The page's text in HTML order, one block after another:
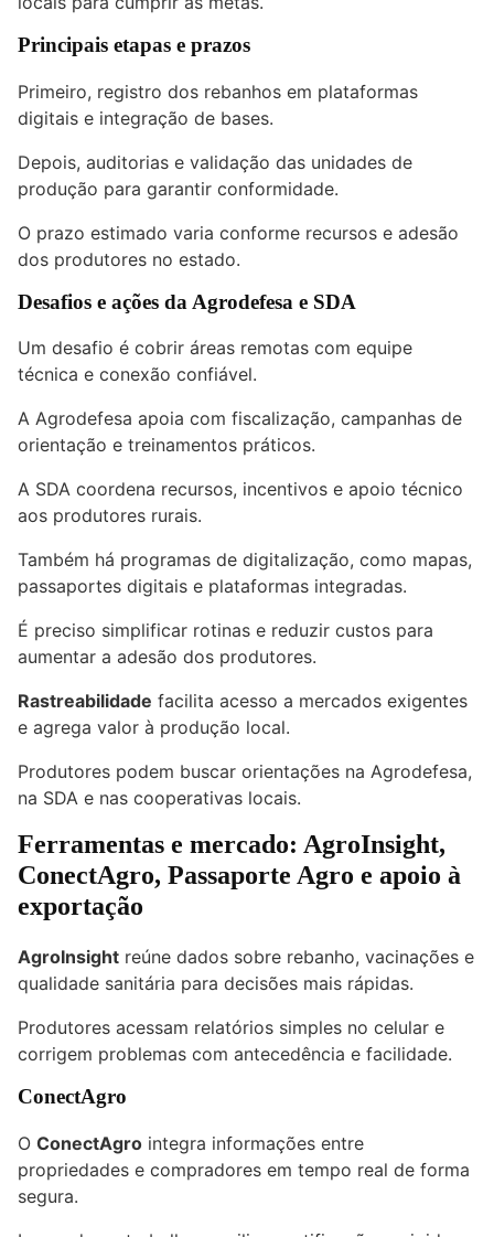
Principais etapas e prazos
Primeiro, registro dos rebanhos em plataformas
digitais e integração de bases.
Depois, auditorias e validação das unidades de
produção para garantir conformidade.
O prazo estimado varia conforme recursos e adesão
dos produtores no estado.
Desafios e ações da Agrodefesa e SDA
Um desafio é cobrir áreas remotas com equipe
técnica e conexão confiável.
A Agrodefesa apoia com fiscalização, campanhas de
orientação e treinamentos práticos.
A SDA coordena recursos, incentivos e apoio técnico
aos produtores rurais.
Também há programas de digitalização, como mapas,
passaportes digitais e plataformas integradas.
É preciso simplificar rotinas e reduzir custos para
aumentar a adesão dos produtores.
Rastreabilidade facilita acesso a mercados exigentes
e agrega valor à produção local.
Produtores podem buscar orientações na Agrodefesa,
na SDA e nas cooperativas locais.
Ferramentas e mercado: AgroInsight,
ConectAgro, Passaporte Agro e apoio à
exportação
AgroInsight reúne dados sobre rebanho, vacinações e
qualidade sanitária para decisões mais rápidas.
Produtores acessam relatórios simples no celular e
corrigem problemas com antecedência e facilidade.
ConectAgro
O ConectAgro integra informações entre
propriedades e compradores em tempo real de forma
segura.